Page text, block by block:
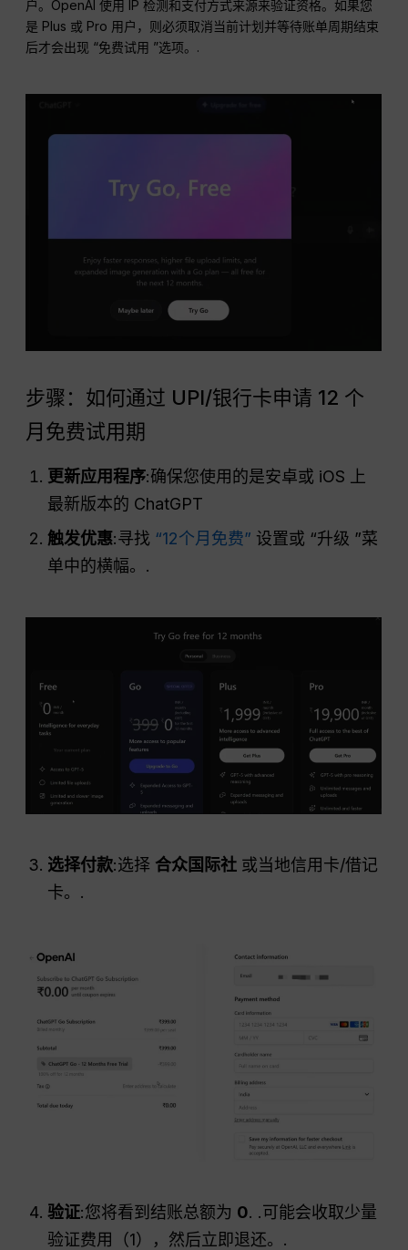
户。OpenAI 使用 IP 检测和支付方式来源来验证资格。如果您
是 Plus 或 Pro 用户，则必须取消当前计划并等待账单周期结束
后才会出现 “免费试用 ”选项。.
步骤：如何通过 UPI/银行卡申请 12 个
月免费试用期
更新应用程序:确保您使用的是安卓或 iOS 上
最新版本的 ChatGPT
触发优惠:寻找 “12个月免费” 设置或 “升级 ”菜
单中的横幅。.
选择付款:选择 合众国际社 或当地信用卡/借记
卡。.
验证:您将看到结账总额为 ₹0. .可能会收取少量
验证费用（₹1），然后立即退还。.